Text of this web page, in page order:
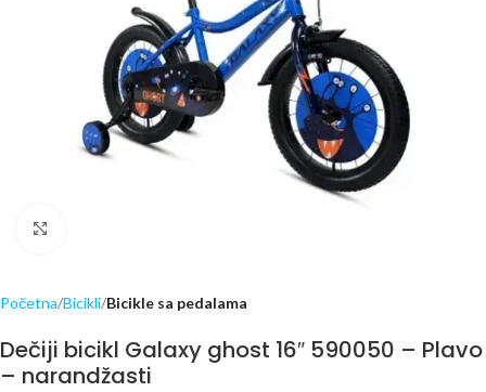
Početna Bicikli Bicikle sa pedalama
Dečiji bicikl Galaxy ghost 16″ 590050 – Plavo
– narandžasti